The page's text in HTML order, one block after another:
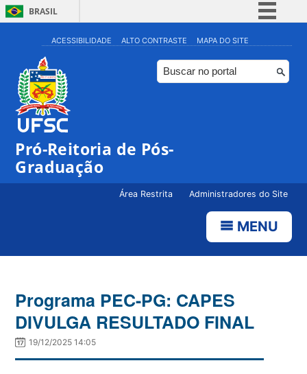
BRASIL
Simplifique!
Comunica BR
Participe
ACESSIBILIDADE ALTO CONTRASTE MAPA DO SITE
Pró-Reitoria de Pós-
Graduação
Área Restrita Administradores do Site
MENU
Programa PEC-PG: CAPES
DIVULGA RESULTADO FINAL
19/12/2025 14:05